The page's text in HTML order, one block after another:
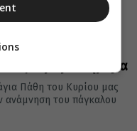
τιμάμε σήμερα
Πάθη του Κυρίου μας
ανάμνηση του πάγκαλου